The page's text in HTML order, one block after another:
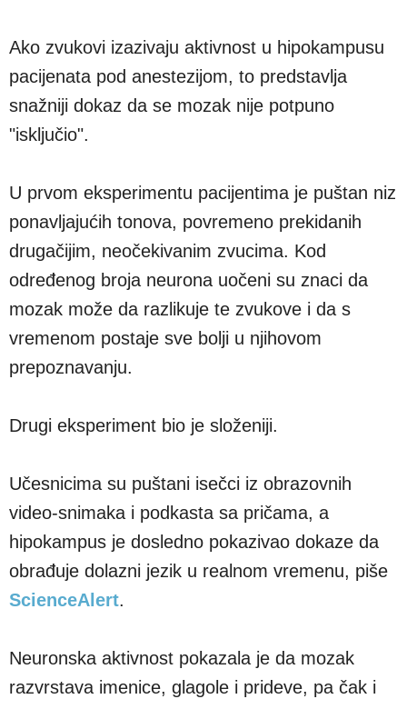
Ako zvukovi izazivaju aktivnost u hipokampusu
pacijenata pod anestezijom, to predstavlja
snažniji dokaz da se mozak nije potpuno
"isključio".
U prvom eksperimentu pacijentima je puštan niz
ponavljajućih tonova, povremeno prekidanih
drugačijim, neočekivanim zvucima. Kod
određenog broja neurona uočeni su znaci da
mozak može da razlikuje te zvukove i da s
vremenom postaje sve bolji u njihovom
prepoznavanju.
Drugi eksperiment bio je složeniji.
Učesnicima su puštani isečci iz obrazovnih
video-snimaka i podkasta sa pričama, a
hipokampus je dosledno pokazivao dokaze da
obrađuje dolazni jezik u realnom vremenu, piše
ScienceAlert.
Neuronska aktivnost pokazala je da mozak
razvrstava imenice, glagole i prideve, pa čak i